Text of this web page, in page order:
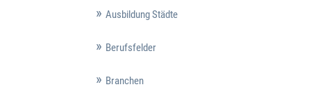
Ausbildung Städte
Berufsfelder
Branchen